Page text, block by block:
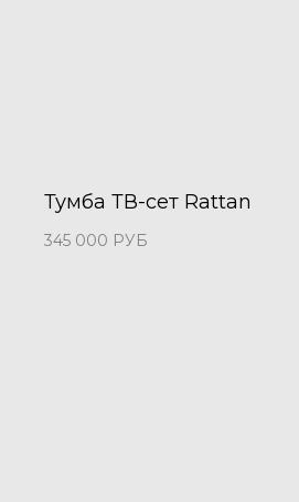
Тумба ТВ-сет Rattan
345 000 РУБ